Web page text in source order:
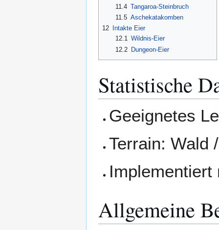
11.4 Tangaroa-Steinbruch
11.5 Aschekatakomben
12
Intakte Eier
12.1 Wildnis-Eier
12.2 Dungeon-Eier
Statistische
Geeignetes
Terrain: Wald
Allgemeine